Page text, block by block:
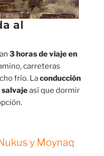
3 horas de viaje en
carreteras
frío. Laconducción
salvajeasí que dormir
y Moynaq